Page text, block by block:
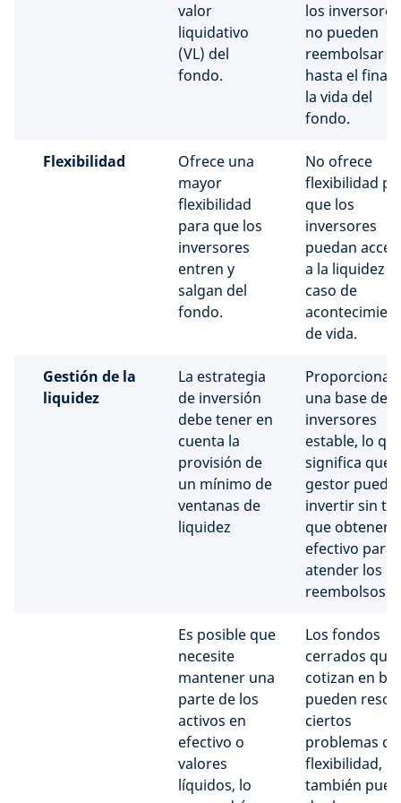
valor
liquidativo
(VL) del
fondo.
los inversores
no pueden
reembolsar
hasta el final
la vida del
fondo.
Flexibilidad
Ofrece una
mayor
flexibilidad
para que los
inversores
entren y
salgan del
fondo.
No ofrece
flexibilidad
que los
inversores
puedan
a la liquidez
caso de
de vida.
Gestión de la
liquidez
La estrategia
de inversión
debe tener en
cuenta la
provisión de
un mínimo de
ventanas de
liquidez
Proporciona
una base de
inversores
estable, lo
significa que
gestor puede
invertir sin
que obtener
efectivo para
atender los
reembolsos.
Es posible que
necesite
mantener una
parte de los
activos en
efectivo o
valores
líquidos, lo
Los fondos
cerrados que
cotizan en
pueden
ciertos
problemas de
flexibilidad,
también